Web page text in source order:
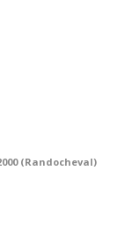
(Randocheval)